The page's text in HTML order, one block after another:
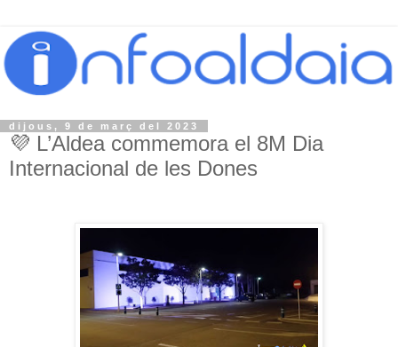
dijous, 9 de març del 2023
💜 L’Aldea commemora el 8M Dia
Internacional de les Dones